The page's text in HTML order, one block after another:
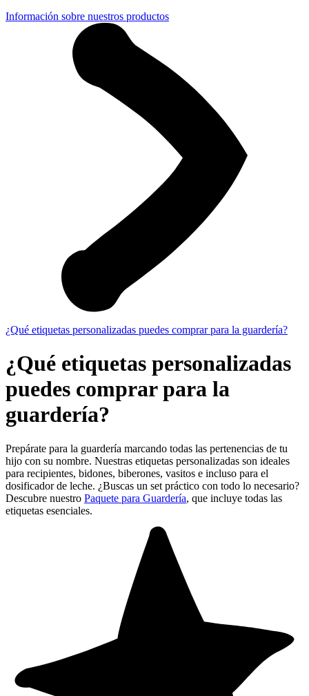
Información sobre nuestros productos
¿Qué etiquetas personalizadas puedes comprar para la guardería?
¿Qué etiquetas personalizadas
puedes comprar para la
guardería?
Prepárate para la guardería marcando todas las pertenencias de tu
hijo con su nombre. Nuestras etiquetas personalizadas son ideales
para recipientes, bidones, biberones, vasitos e incluso para el
dosificador de leche. ¿Buscas un set práctico con todo lo necesario?
Descubre nuestro Paquete para Guardería, que incluye todas las
etiquetas esenciales.